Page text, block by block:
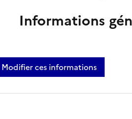
Informations
Modifier ces informations